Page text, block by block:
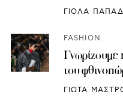
ΓΙΟΛΑ
FASHION
του
ΓΙΩΤΑ